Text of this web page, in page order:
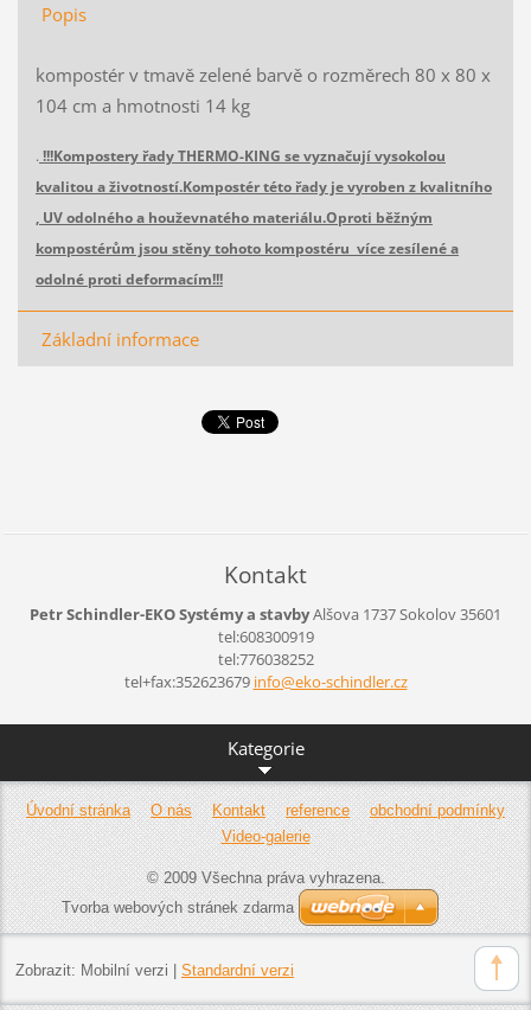
Popis
kompostér v tmavě zelené barvě o rozměrech 80 x 80 x
104 cm a hmotnosti 14 kg
. !!!Kompostery řady THERMO-KING se vyznačují vysokolou
kvalitou a životností.Kompostér této řady je vyroben z kvalitního
, UV odolného a houževnatého materiálu.Oproti běžným
kompostérům jsou stěny tohoto kompostéru více zesílené a
odolné proti deformacím!!!
Základní informace
Kontakt
Petr Schindler-EKO Systémy a stavbyAlšova 1737Sokolov35601
tel:608300919
tel:776038252
tel+fax:352623679 info@eko-schindler.cz
Kategorie
Úvodní stránka O nás Kontakt reference
obchodní podmínky
Video-galerie
© 2009 Všechna práva vyhrazena.
Tvorba webových stránek zdarma
Zobrazit: Mobilní verzi Standardní verzi